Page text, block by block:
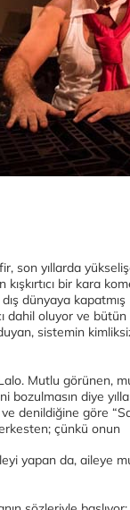
son yıllarda
kışkırtıcı bir kara
dünyaya
dahil oluyor ve
sistemin
Mutlu görünen,
bozulmasın diye
ve denildiğine göre
çünkü onun
yapan da, aileye